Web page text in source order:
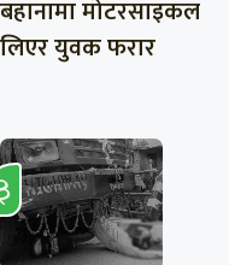
बहानामा मोटरसाइकल
लिएर युवक फरार